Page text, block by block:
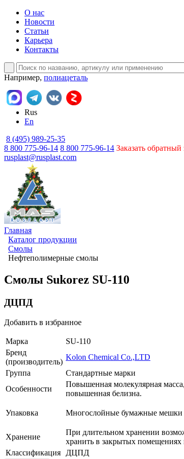
О нас
Новости
Статьи
Карьера
Контакты
Например, полиацеталь
Rus
En
8 (495) 989-25-35
8 800 775-96-14 8 800 775-96-14 Заказать обратный
rusplast@rusplast.com
Главная
Каталог продукции
Смолы
Нефтеполимерные смолы
Смолы Sukorez SU-110
ДЦПД
Добавить в избранное
Марка
SU-110
Бренд
(производитель)
Kolon Chemical Co.,LTD
Группа
Стандартные марки
Особенности
Повышенная молекулярная
повышенная белизна.
Упаковка Многослойные бумажные мешки
Хранение
При длительном хранении
хранить в закрытых
Классификация
ДЦПД